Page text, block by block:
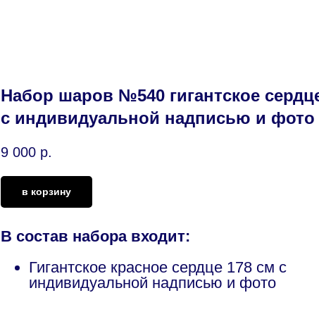
Набор шаров №540 гигантское
с индивидуальной надписью и фото
9 000 р.
в корзину
В состав набора входит:
Гигантское красное сердце 178 см с
индивидуальной надписью и фото